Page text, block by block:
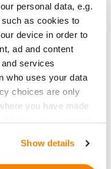
personal data, e.g.
as cookies to
device in order to
ad and content
services
who uses your data
choices are only
you have made
Show details
premier à être
des nouvelles